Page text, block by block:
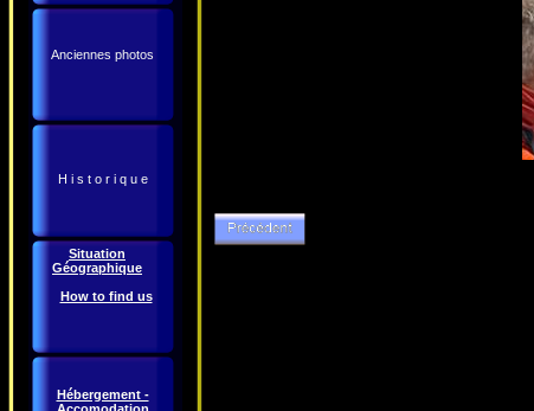
Anciennes photos
H i s t o r i q u e
Situation
Géographique
How to find us
Hébergement -